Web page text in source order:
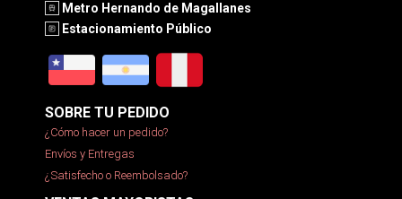
Metro Hernando de Magallanes
Estacionamiento Público
SOBRE TU PEDIDO
¿Cómo hacer un pedido?
Envíos y Entregas
¿Satisfecho o Reembolsado?